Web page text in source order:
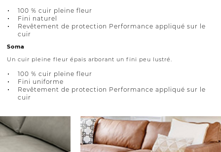
100 % cuir pleine fleur
Fini naturel
Revêtement de protection Performance appliqué sur le
cuir
Soma
Un cuir pleine fleur épais arborant un fini peu lustré.
100 % cuir pleine fleur
Fini uniforme
Revêtement de protection Performance appliqué sur le
cuir